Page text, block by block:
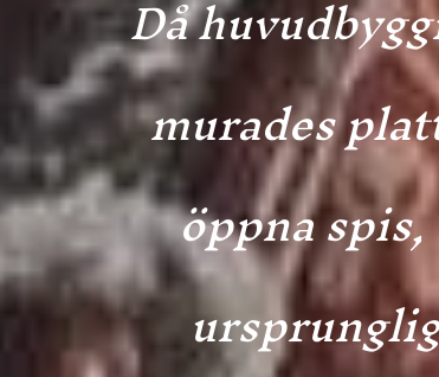
Då
murades
öppna